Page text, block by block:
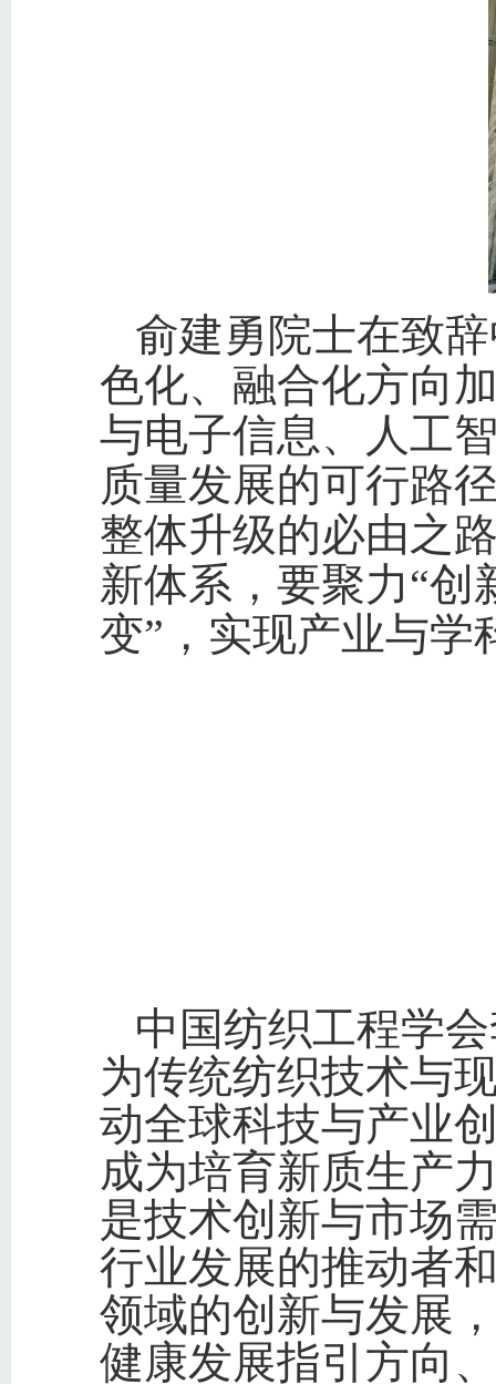
俞建勇院士在致
色化、融合化方向
与电子信息、人工
质量发展的可行路
整体升级的必由之
新体系，要聚力“创
变”，实现产业与学
中国纺织工程学
为传统纺织技术与
动全球科技与产业
成为培育新质生产
是技术创新与市场
行业发展的推动者
领域的创新与发展
健康发展指引方向